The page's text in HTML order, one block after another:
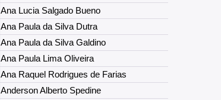
Ana Lucia Salgado Bueno
Ana Paula da Silva Dutra
Ana Paula da Silva Galdino
Ana Paula Lima Oliveira
Ana Raquel Rodrigues de Farias
Anderson Alberto Spedine